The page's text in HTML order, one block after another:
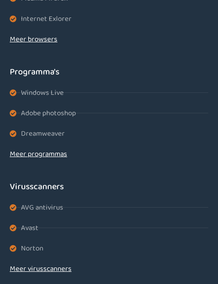
Internet Exlorer
Meer browsers
Programma's
Windows Live
Adobe photoshop
Dreamweaver
Meer programmas
Virusscanners
AVG antivirus
Avast
Norton
Meer virusscanners